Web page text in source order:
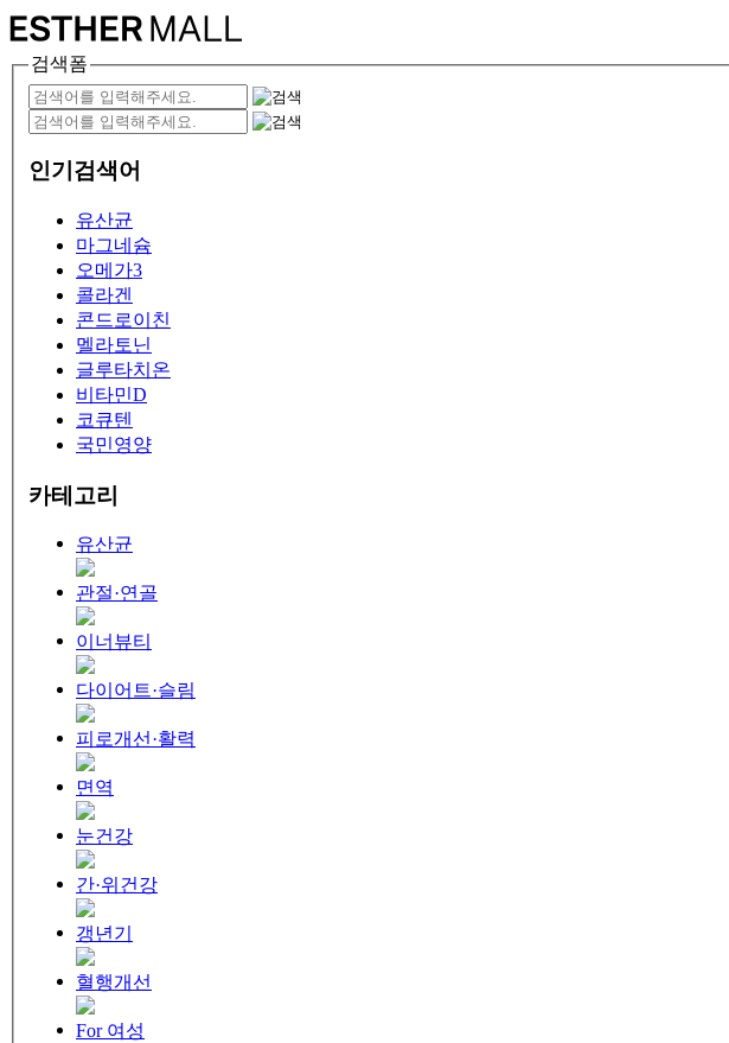
검색폼
인기검색어
유산균
마그네슘
오메가3
콜라겐
콘드로이친
멜라토닌
글루타치온
비타민D
코큐텐
국민영양
카테고리
유산균
관절·연골
이너뷰티
다이어트·슬림
피로개선·활력
면역
눈건강
간·위건강
갱년기
혈행개선
For 여성